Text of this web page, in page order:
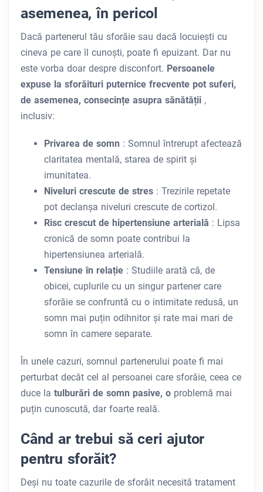
asemenea, în pericol
Dacă partenerul tău sforăie sau dacă locuiești cu
cineva pe care îl cunoști, poate fi epuizant. Dar nu
este vorba doar despre disconfort. Persoanele
expuse la sforăituri puternice frecvente pot suferi,
de asemenea, consecințe asupra sănătății ,
inclusiv:
Privarea de somn : Somnul întrerupt afectează
claritatea mentală, starea de spirit și
imunitatea.
Niveluri crescute de stres : Trezirile repetate
pot declanșa niveluri crescute de cortizol.
Risc crescut de hipertensiune arterială : Lipsa
cronică de somn poate contribui la
hipertensiunea arterială.
Tensiune în relație : Studiile arată că, de
obicei, cuplurile cu un singur partener care
sforăie se confruntă cu o intimitate redusă, un
somn mai puțin odihnitor și rate mai mari de
somn în camere separate.
În unele cazuri, somnul partenerului poate fi mai
perturbat decât cel al persoanei care sforăie, ceea ce
duce la tulburări de somn pasive, o problemă mai
puțin cunoscută, dar foarte reală.
Când ar trebui să ceri ajutor
pentru sforăit?
Deși nu toate cazurile de sforăit necesită tratament